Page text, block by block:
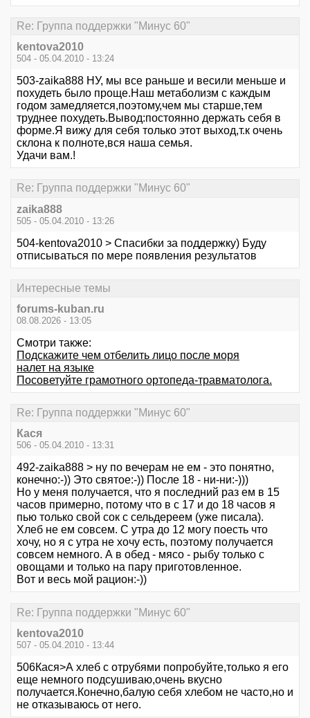
Re: Группа поддержки "Минус 60"
kentova2010
504 - 05.04.2010 - 13:24
503-zaika888 НУ, мы все раньше и весили меньше и
похудеть было проще.Наш метаболизм с каждым
годом замедляется,поэтому,чем мы старше,тем
труднее похудеть.Вывод:постоянно держать себя в
форме.Я вижу для себя только этот выход,т.к очень
склона к полноте,вся наша семья.
Удачи вам.!
Re: Группа поддержки "Минус 60"
zaika888
505 - 05.04.2010 - 13:26
504-kentova2010 > Спасибки за поддержку) Буду
отписываться по мере появления результатов
Интересные темы
forums-kuban.ru
08.08.2026 - 13:05
Смотри также:
Подскажите чем отбелить лицо после моря
налет на языке
Посоветуйте грамотного ортопеда-травматолога.
Re: Группа поддержки "Минус 60"
Кася
506 - 05.04.2010 - 13:31
492-zaika888 > ну по вечерам не ем - это понятно,
конечно:-)) Это святое:-)) После 18 - ни-ни:-)))
Но у меня получается, что я последний раз ем в 15
часов примерно, потому что в с 17 и до 18 часов я
пью только свой сок с сельдереем (уже писала).
Хлеб не ем совсем. С утра до 12 могу поесть что
хочу, но я с утра не хочу есть, поэтому получается
совсем немного. А в обед - мясо - рыбу только с
овощами и только на пару приготовленное.
Вот и весь мой рацион:-))
Re: Группа поддержки "Минус 60"
kentova2010
507 - 05.04.2010 - 13:44
506Кася>А хлеб с отрубями попробуйте,только я его
еще немного подсушиваю,очень вкусно
получается.Конечно,балую себя хлебом не часто,но и
не отказываюсь от него.